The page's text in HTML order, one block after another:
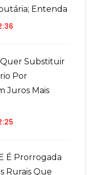
Entenda
Quer Substituir
Por
Juros Mais
É Prorrogada
Rurais Que